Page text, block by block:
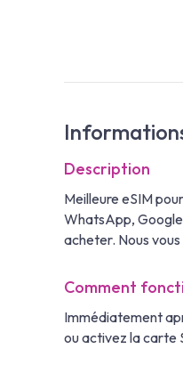
Description
Meilleure eSIM
WhatsApp, Google
acheter. Nous
Comment
Immédiatement
ou activez la carte